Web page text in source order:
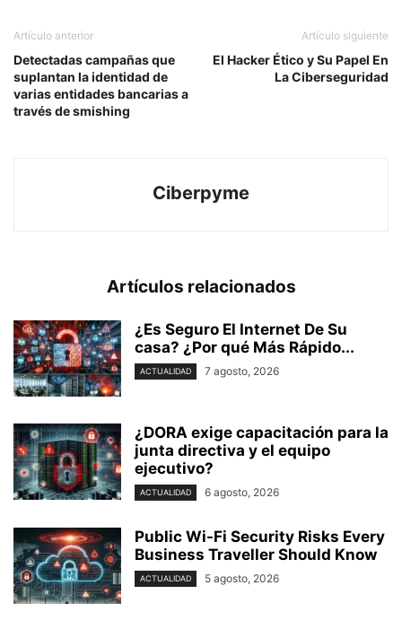
Artículo anterior
Detectadas campañas que
suplantan la identidad de
varias entidades bancarias a
través de smishing
Artículo siguiente
El Hacker Ético y Su Papel En
La Ciberseguridad
Ciberpyme
Artículos relacionados
¿Es Seguro El Internet De Su
casa? ⁢¿Por qué Más Rápido...
ACTUALIDAD 7 agosto, 2026
¿DORA exige capacitación para la
junta directiva y el equipo
ejecutivo?
ACTUALIDAD 6 agosto, 2026
Public Wi-Fi Security Risks Every
Business Traveller Should Know
ACTUALIDAD 5 agosto, 2026